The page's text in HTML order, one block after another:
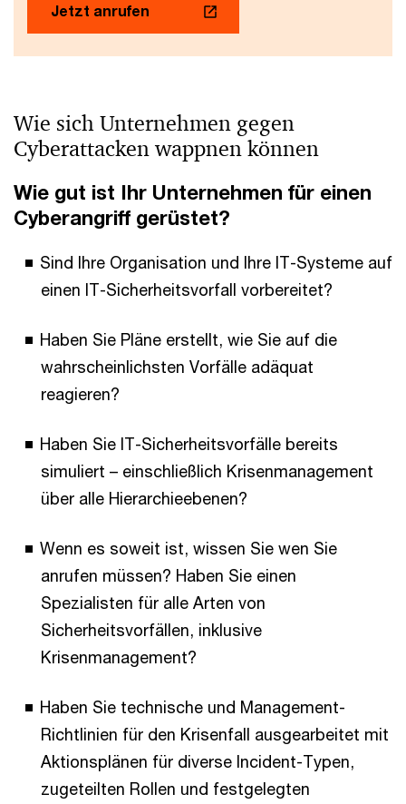
Jetzt anrufen
Wie sich Unternehmen gegen
Cyberattacken wappnen können
Wie gut ist Ihr Unternehmen für einen
Cyberangriff gerüstet?
Sind Ihre Organisation und Ihre IT-Systeme auf
einen IT-Sicherheitsvorfall vorbereitet?
Haben Sie Pläne erstellt, wie Sie auf die
wahrscheinlichsten Vorfälle adäquat
reagieren?
Haben Sie IT-Sicherheitsvorfälle bereits
simuliert – einschließlich Krisenmanagement
über alle Hierarchieebenen?
Wenn es soweit ist, wissen Sie wen Sie
anrufen müssen? Haben Sie einen
Spezialisten für alle Arten von
Sicherheitsvorfällen, inklusive
Krisenmanagement?
Haben Sie technische und Management-
Richtlinien für den Krisenfall ausgearbeitet mit
Aktionsplänen für diverse Incident-Typen,
zugeteilten Rollen und festgelegten